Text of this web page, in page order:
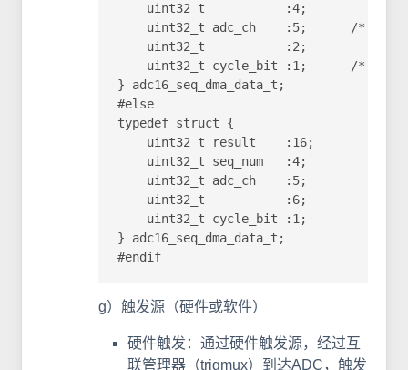
    uint32_t           :4;
uint32_t adc_ch    :5;      /* 用于
    uint32_t           :2;
uint32_t cycle_bit :1;      /* 用于表
} adc16_seq_dma_data_t;
#else
typedef struct {
    uint32_t result    :16;
    uint32_t seq_num   :4;
    uint32_t adc_ch    :5;
    uint32_t           :6;
    uint32_t cycle_bit :1;
} adc16_seq_dma_data_t;
#endif
g）触发源（硬件或软件）
硬件触发：通过硬件触发源，经过互
联管理器（trigmux）到达ADC，触发